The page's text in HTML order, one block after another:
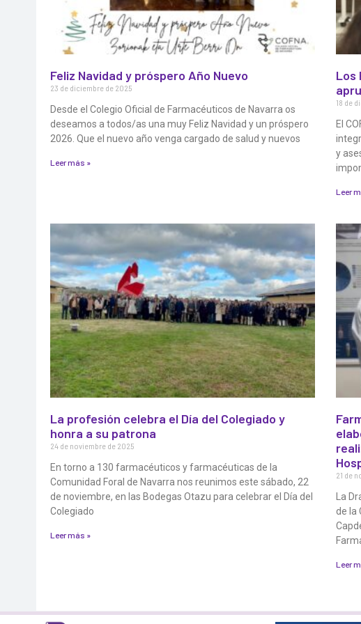
Feliz Navidad y próspero Año Nuevo
23 de diciembre de 2025
Desde el Colegio Oficial de Farmacéuticos de Navarra os
deseamos a todos/as una muy Feliz Navidad y un próspero
2026. Que el nuevo año venga cargado de salud y nuevos
Leer más »
Los
18 de
El
y
Leer
La profesión celebra el Día del Colegiado y
honra a su patrona
24 de noviembre de 2025
En torno a 130 farmacéuticos y farmacéuticas de la
Comunidad Foral de Navarra nos reunimos este sábado, 22
de noviembre, en las Bodegas Otazu para celebrar el Día del
Colegiado
Leer más »
21 de
La
de la
Leer